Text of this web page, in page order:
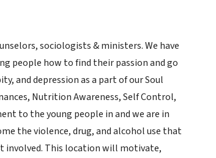
sociologists & ministers. We have
people how to find their passion and go
and depression as a part of our Soul
Nutrition Awareness, Self Control,
to the young people in and we are in
the violence, drug, and alcohol use that
involved. This location will motivate,